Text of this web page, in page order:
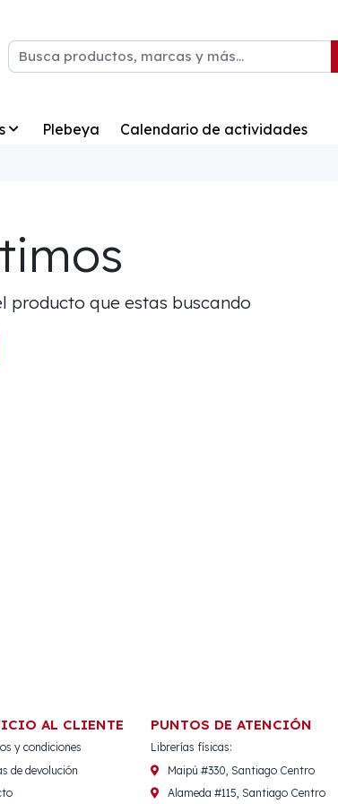
Plebeya Calendario de actividades
producto que estas buscando
AL CLIENTE
y condiciones
de devolución
PUNTOS DE ATENCIÓN
Librerías físicas:
Maipú #330, Santiago Centro
Alameda #115, Santiago Centro